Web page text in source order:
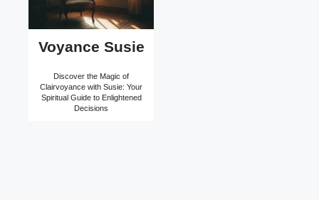
Voyance Susie
Discover the Magic of
Clairvoyance with Susie: Your
Spiritual Guide to Enlightened
Decisions